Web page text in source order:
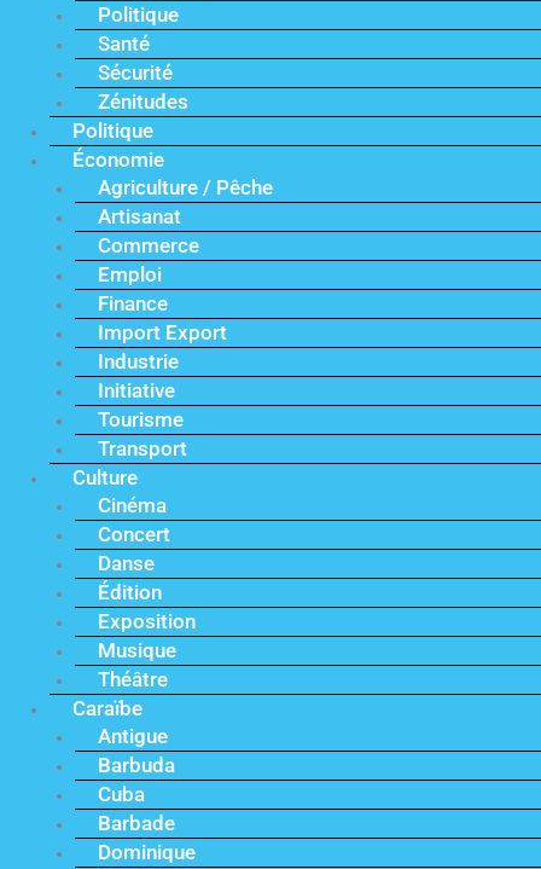
Politique
Santé
Sécurité
Zénitudes
Politique
Économie
Agriculture / Pêche
Artisanat
Commerce
Emploi
Finance
Import Export
Industrie
Initiative
Tourisme
Transport
Culture
Cinéma
Concert
Danse
Édition
Exposition
Musique
Théâtre
Caraïbe
Antigue
Barbuda
Cuba
Barbade
Dominique